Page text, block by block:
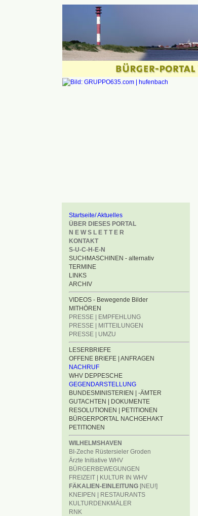
Startseite/ Aktuelles
ÜBER DIESES PORTAL
N E W S L E T T E R
KONTAKT
S-U-C-H-E-N
SUCHMASCHINEN - alternativ
TERMINE
LINKS
ARCHIV
VIDEOS - Bewegende Bilder
MITHÖREN
PRESSE | EMPFEHLUNG
PRESSE | MITTEILUNGEN
PRESSE | UMZU
LESERBRIEFE
OFFENE BRIEFE | ANFRAGEN
NACHRUF
WHV DEPPESCHE
GEGENDARSTELLUNG
BUNDESMINISTERIEN | -ÄMTER
GUTACHTEN | DOKUMENTE
RESOLUTIONEN | PETITIONEN
BÜRGERPORTAL NACHGEHAKT
PETITIONEN
WILHELMSHAVEN
BI-Zeche Rüstersieler Groden
Ärzte Initiative WHV
BÜRGERBEWEGUNGEN
FREIZEIT | KULTUR IN WHV
FÄKALIEN-EINLEITUNG [NEU!]
KNEIPEN | RESTAURANTS
KULTURDENKMÄLER
RNK